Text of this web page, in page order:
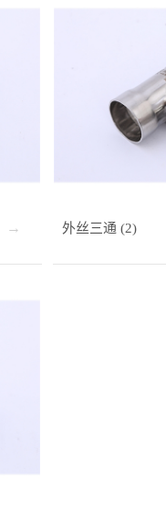
外丝三通 (2)